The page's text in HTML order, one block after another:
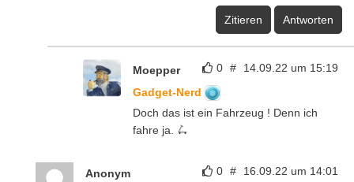
Zitieren Antworten
0 # 14.09.22 um 15:19
Moepper
Gadget-Nerd
Doch das ist ein Fahrzeug ! Denn ich
fahre ja. 🛴
0 # 16.09.22 um 14:01
Anonym